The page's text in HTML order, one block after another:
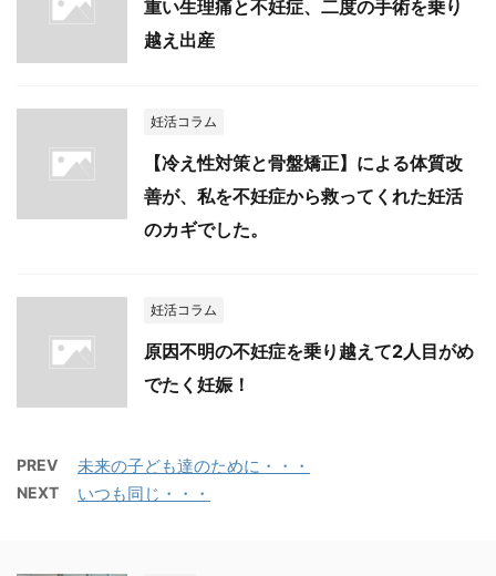
重い生理痛と不妊症、二度の手術を乗り
越え出産
妊活コラム
【冷え性対策と骨盤矯正】による体質改
善が、私を不妊症から救ってくれた妊活
のカギでした。
妊活コラム
原因不明の不妊症を乗り越えて2人目がめ
でたく妊娠！
PREV 未来の子ども達のために・・・
NEXT いつも同じ・・・